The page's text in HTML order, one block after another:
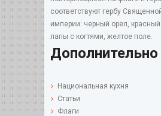
соответствуют гербу
империи: черный орел,
лапы с когтями, желтое поле.
Дополнительно
Национальная кухня
Статьи
Флаги